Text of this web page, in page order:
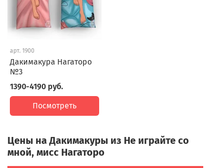
арт. 1900
Дакимакура Нагаторо
№3
1390-4190 руб.
Посмотреть
Цены на Дакимакуры из Не играйте со
мной, мисс Нагаторо